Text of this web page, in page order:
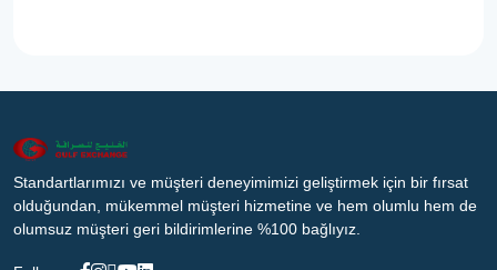
Standartlarımızı ve müşteri deneyimimizi geliştirmek için bir fırsat
olduğundan, mükemmel müşteri hizmetine ve hem olumlu hem de
olumsuz müşteri geri bildirimlerine %100 bağlıyız.